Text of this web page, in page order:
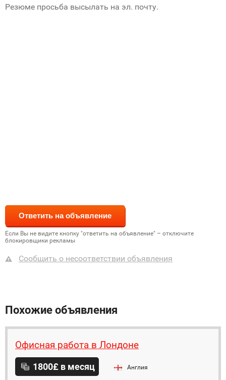
Резюме просьба высылать на эл. почту.
Если Вы не видите кнопку "ответить на объявление" – отключите
блокировщики рекламы
Сообщить о несоответствии объявления
Похожие объявления
Офисная работа в Лондоне
1800£ в месяц Англия